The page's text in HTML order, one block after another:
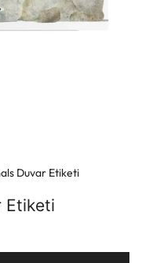
Duvar Etiketi
Etiketi